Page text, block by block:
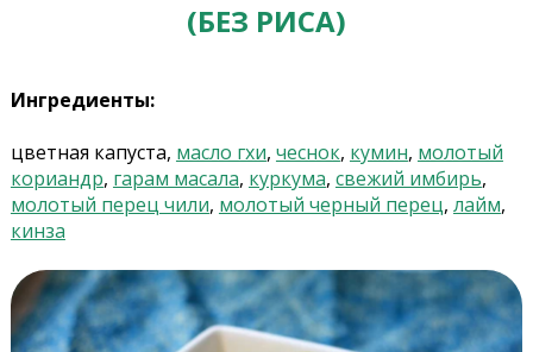
(БЕЗ РИСА)
Ингредиенты:
цветная капуста, масло гхи, чеснок, кумин, молотый
кориандр, гарам масала, куркума, свежий имбирь,
молотый перец чили, молотый черный перец, лайм,
кинза